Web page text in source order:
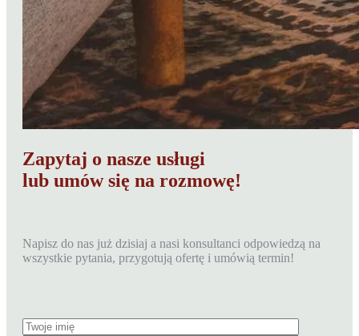
Zapytaj o nasze usługi
lub umów się na rozmowę!
Napisz do nas już dzisiaj a nasi konsultanci odpowiedzą na
wszystkie pytania, przygotują ofertę i umówią termin!